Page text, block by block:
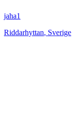
jaha1
Riddarhyttan, Sverige